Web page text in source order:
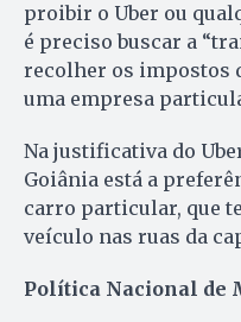
proibir o Uber ou
é preciso buscar a
recolher os impostos
uma empresa
Na justificativa do
Goiânia está a
carro particular, que
veículo nas ruas da
Política Nacional de